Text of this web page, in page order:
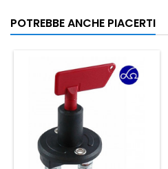
POTREBBE ANCHE PIACERTI